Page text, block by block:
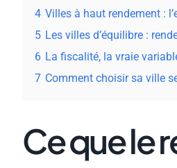
4 Villes à haut rendement :
5 Les villes d’équilibre :
6 La fiscalité, la vraie
7 Comment choisir sa ville
Ce que le